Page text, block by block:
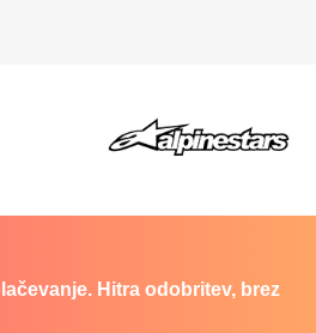
Hitra odobritev, brez